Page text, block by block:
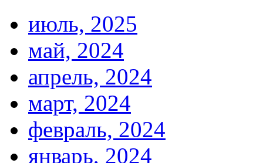
июль, 2025
май, 2024
апрель, 2024
март, 2024
февраль, 2024
январь, 2024